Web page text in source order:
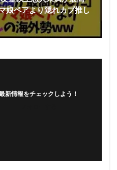
娘ペアより隠れカプ推し
新情報をチェックしよう！